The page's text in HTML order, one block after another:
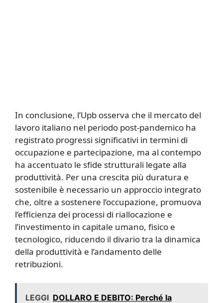
In conclusione, l’Upb osserva che il mercato del
lavoro italiano nel periodo post-pandemico ha
registrato progressi significativi in termini di
occupazione e partecipazione, ma al contempo
ha accentuato le sfide strutturali legate alla
produttività. Per una crescita più duratura e
sostenibile è necessario un approccio integrato
che, oltre a sostenere l’occupazione, promuova
l’efficienza dei processi di riallocazione e
l’investimento in capitale umano, fisico e
tecnologico, riducendo il divario tra la dinamica
della produttività e l’andamento delle
retribuzioni.
LEGGI DOLLARO E DEBITO: Perché la